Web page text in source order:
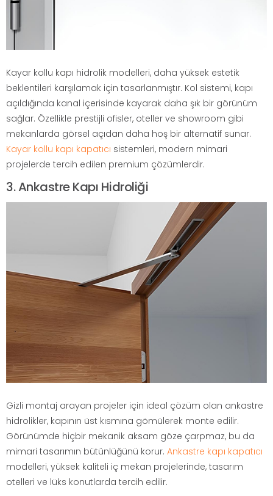
Kayar kollu kapı hidrolik modelleri, daha yüksek estetik
beklentileri karşılamak için tasarlanmıştır. Kol sistemi, kapı
açıldığında kanal içerisinde kayarak daha şık bir görünüm
sağlar. Özellikle prestijli ofisler, oteller ve showroom gibi
mekanlarda görsel açıdan daha hoş bir alternatif sunar.
Kayar kollu kapı kapatıcı sistemleri, modern mimari
projelerde tercih edilen premium çözümlerdir.
3. Ankastre Kapı Hidroliği
Gizli montaj arayan projeler için ideal çözüm olan ankastre
hidrolikler, kapının üst kısmına gömülerek monte edilir.
Görünümde hiçbir mekanik aksam göze çarpmaz, bu da
mimari tasarımın bütünlüğünü korur. Ankastre kapı kapatıcı
modelleri, yüksek kaliteli iç mekan projelerinde, tasarım
otelleri ve lüks konutlarda tercih edilir.